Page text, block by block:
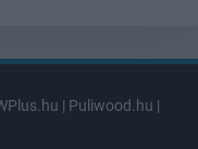
| Puliwood.hu |